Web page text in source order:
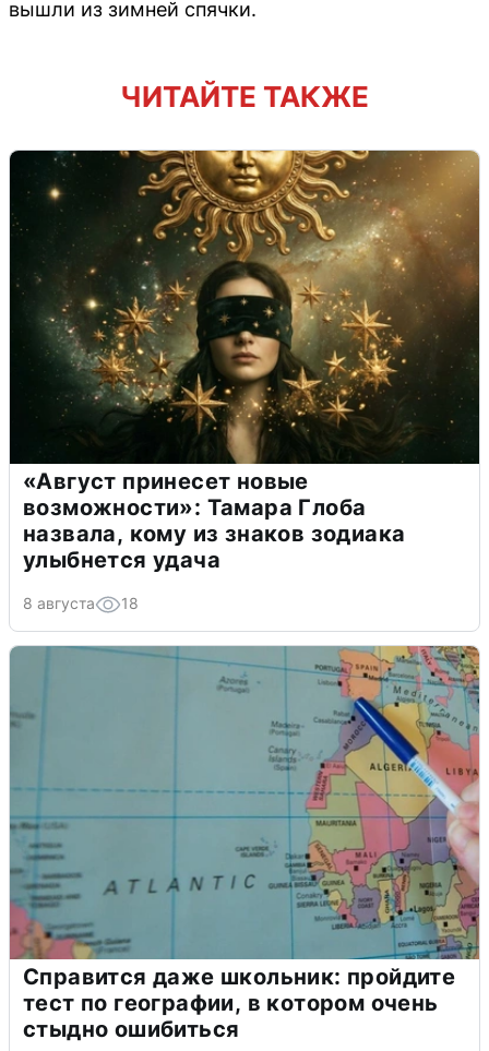
вышли из зимней спячки.
ЧИТАЙТЕ ТАКЖЕ
«Август принесет новые
возможности»: Тамара Глоба
назвала, кому из знаков зодиака
улыбнется удача
8 августа 18
Справится даже школьник: пройдите
тест по географии, в котором очень
стыдно ошибиться